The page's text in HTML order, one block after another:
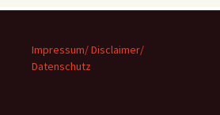
Impressum/ Disclaimer/
Datenschutz